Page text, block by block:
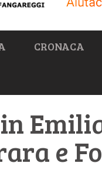
CRONACA
e